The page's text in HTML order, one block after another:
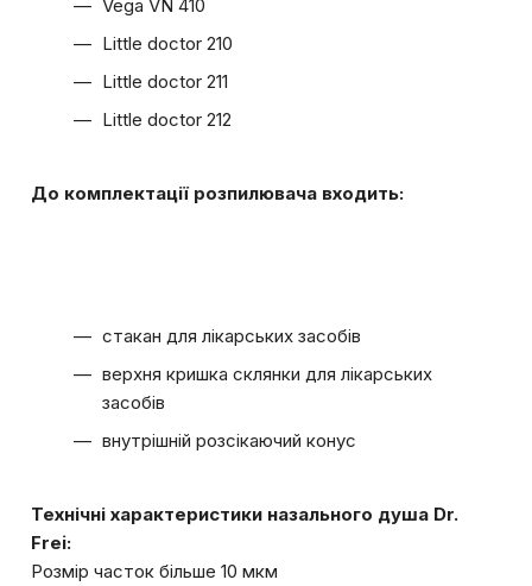
Vega VN 410
Little doctor 210
Little doctor 211
Little doctor 212
До комплектації розпилювача входить:
стакан для лікарських засобів
верхня кришка склянки для лікарських
засобів
внутрішній розсікаючий конус
Технічні характеристики назального душа Dr.
Frei:
Розмір часток більше 10 мкм